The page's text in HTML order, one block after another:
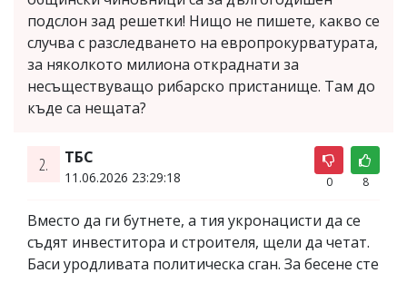
подслон зад решетки! Нищо не пишете, какво се
случва с разследването на европрокурватурата,
за няколкото милиона откраднати за
несъществуващо рибарско пристанище. Там до
къде са нещата?
2. ТБС
11.06.2026 23:29:18 0 8
Вместо да ги бутнете, а тия укронацисти да се
съдят инвеститора и строителя, щели да четат.
Баси уродливата политическа сган. За бесене сте